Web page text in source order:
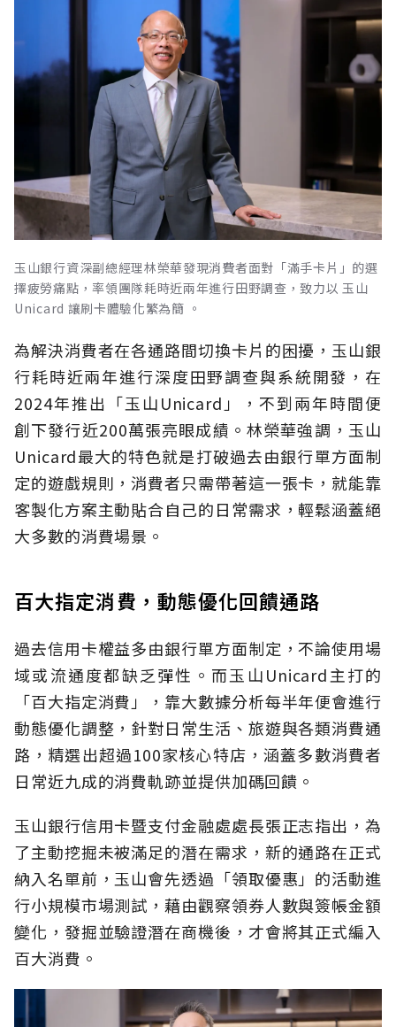
玉山銀行資深副總經理林榮華發現消費者面對「滿手卡片」的選
擇疲勞痛點，率領團隊耗時近兩年進行田野調查，致力以 玉山
Unicard 讓刷卡體驗化繁為簡 。
為解決消費者在各通路間切換卡片的困擾，玉山銀
行耗時近兩年進行深度田野調查與系統開發，在
2024年推出「玉山Unicard」，不到兩年時間便
創下發行近200萬張亮眼成績。林榮華強調，玉山
Unicard最大的特色就是打破過去由銀行單方面制
定的遊戲規則，消費者只需帶著這一張卡，就能靠
客製化方案主動貼合自己的日常需求，輕鬆涵蓋絕
大多數的消費場景。
百大指定消費，動態優化回饋通路
過去信用卡權益多由銀行單方面制定，不論使用場
域或流通度都缺乏彈性。而玉山Unicard主打的
「百大指定消費」，靠大數據分析每半年便會進行
動態優化調整，針對日常生活、旅遊與各類消費通
路，精選出超過100家核心特店，涵蓋多數消費者
日常近九成的消費軌跡並提供加碼回饋。
玉山銀行信用卡暨支付金融處處長張正志指出，為
了主動挖掘未被滿足的潛在需求，新的通路在正式
納入名單前，玉山會先透過「領取優惠」的活動進
行小規模市場測試，藉由觀察領券人數與簽帳金額
變化，發掘並驗證潛在商機後，才會將其正式編入
百大消費。